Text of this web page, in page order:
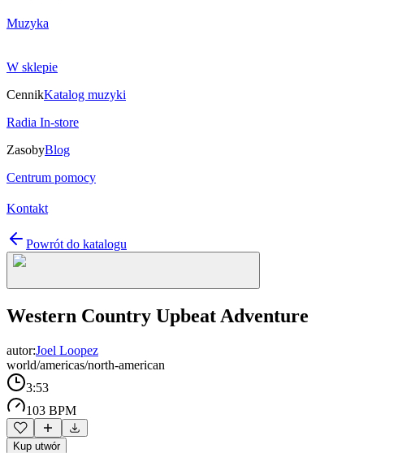
Muzyka
W sklepie
CennikKatalog muzyki
Radia In-store
ZasobyBlog
Centrum pomocy
Kontakt
Powrót do katalogu
Western Country Upbeat Adventure
autor:Joel Loopez
world/americas/north-american
3:53
103 BPM
Kup utwór